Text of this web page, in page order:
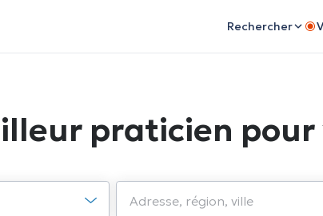
Rechercher
praticien pour